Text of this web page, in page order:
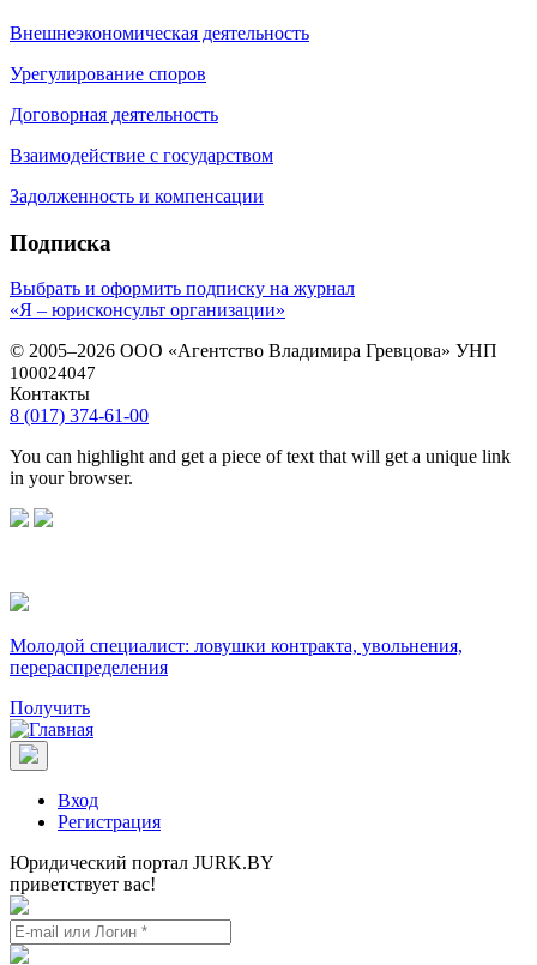
Внешнеэкономическая деятельность
Урегулирование споров
Договорная деятельность
Взаимодействие с государством
Задолженность и компенсации
Подписка
Выбрать и оформить подписку на журнал
«Я – юрисконсульт организации»
© 2005–2026 ООО «Агентство Владимира Гревцова» УНП
100024047
Контакты
8 (017) 374-61-00
You can highlight and get a piece of text that will get a unique link
in your browser.
Молодой специалист: ловушки контракта, увольнения,
перераспределения
Получить
Вход
Регистрация
Юридический портал JURK.BY
приветствует вас!